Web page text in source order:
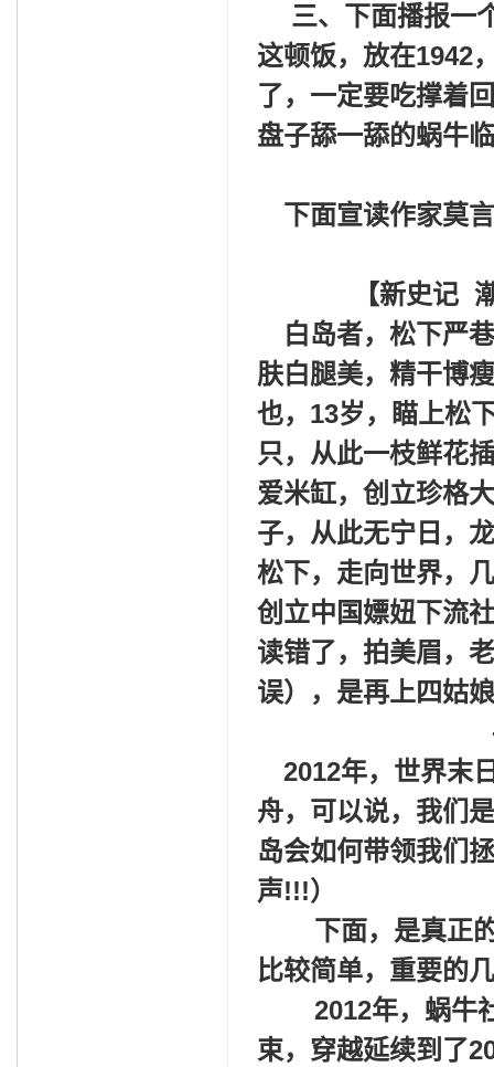
三、下面播报一
这顿饭，放在1942
了，一定要吃撑着
盘子舔一舔的蜗牛
下面宣读作家莫
【新史记
白岛者，松下严
肤白腿美，精干博
也，13岁，瞄上松
只，从此一枝鲜花
爱米缸，创立珍格
子，从此无宁日，
松下，走向世界，
创立中国嫖妞下流
读错了，拍美眉，
误），是再上四姑
2012年，世界末
舟，可以说，我们
岛会如何带领我们
声!!!）
下面，是真正
比较简单，重要的
2012年，蜗牛
束，穿越延续到了